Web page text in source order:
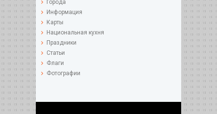
Города
Информация
Карты
Национальная кухня
Праздники
Статьи
Флаги
Фотографии